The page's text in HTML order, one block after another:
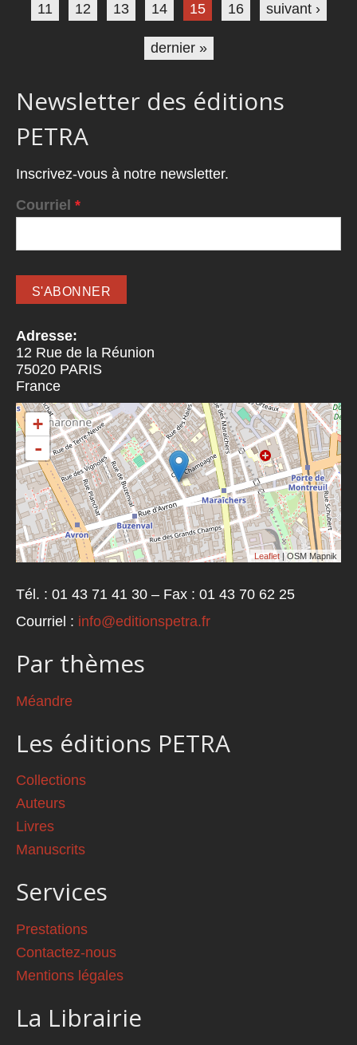
11 12 13 14 15 16 suivant ›
dernier »
Newsletter des éditions
PETRA
Inscrivez-vous à notre newsletter.
Courriel *
Adresse:
12 Rue de la Réunion
75020 PARIS
France
+
-
Leaflet | OSM Mapnik
Tél. : 01 43 71 41 30 – Fax : 01 43 70 62 25
Courriel : info@editionspetra.fr
Par thèmes
Méandre
Les éditions PETRA
Collections
Auteurs
Livres
Manuscrits
Services
Prestations
Contactez-nous
Mentions légales
La Librairie